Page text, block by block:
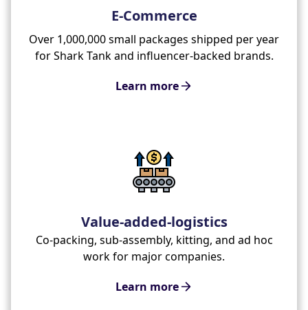
E-Commerce
Over 1,000,000 small packages shipped per year
for Shark Tank and influencer-backed brands.
Learn more
Value-added-logistics
Co-packing, sub-assembly, kitting, and ad hoc
work for major companies.
Learn more